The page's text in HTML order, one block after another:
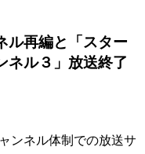
ル再編と「スター
ネル３」放送終了
ンネル体制での放送サ